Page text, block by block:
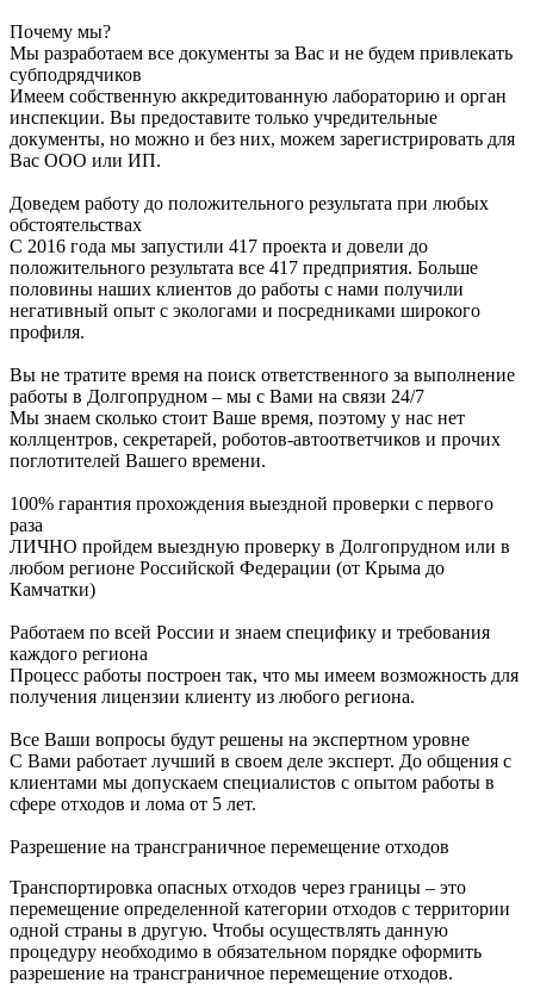
Почему мы?
Мы разработаем все документы за Вас и не будем привлекать
субподрядчиков
Имеем собственную аккредитованную лабораторию и орган
инспекции. Вы предоставите только учредительные
документы, но можно и без них, можем зарегистрировать для
Вас ООО или ИП.
Доведем работу до положительного результата при любых
обстоятельствах
С 2016 года мы запустили 417 проекта и довели до
положительного результата все 417 предприятия. Больше
половины наших клиентов до работы с нами получили
негативный опыт с экологами и посредниками широкого
профиля.
Вы не тратите время на поиск ответственного за выполнение
работы в Долгопрудном – мы с Вами на связи 24/7
Мы знаем сколько стоит Ваше время, поэтому у нас нет
коллцентров, секретарей, роботов-автоответчиков и прочих
поглотителей Вашего времени.
100% гарантия прохождения выездной проверки с первого
раза
ЛИЧНО пройдем выездную проверку в Долгопрудном или в
любом регионе Российской Федерации (от Крыма до
Камчатки)
Работаем по всей России и знаем специфику и требования
каждого региона
Процесс работы построен так, что мы имеем возможность для
получения лицензии клиенту из любого региона.
Все Ваши вопросы будут решены на экспертном уровне
С Вами работает лучший в своем деле эксперт. До общения с
клиентами мы допускаем специалистов с опытом работы в
сфере отходов и лома от 5 лет.
Разрешение на трансграничное перемещение отходов
Транспортировка опасных отходов через границы – это
перемещение определенной категории отходов с территории
одной страны в другую. Чтобы осуществлять данную
процедуру необходимо в обязательном порядке оформить
разрешение на трансграничное перемещение отходов.